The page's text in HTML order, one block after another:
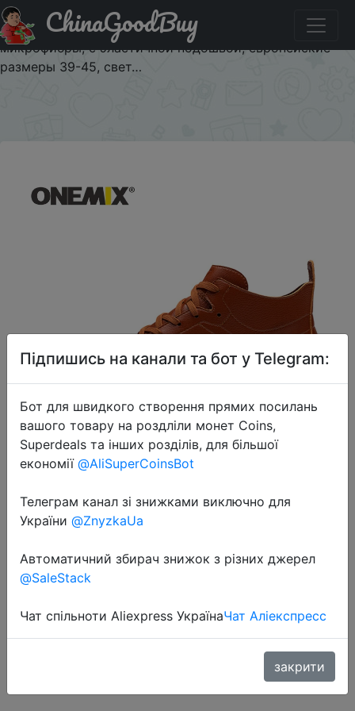
Купити по знижці $20/20 Мужские кроссовки для
скейтбординга ONEMIX, стильные кроссовки из мягкой
микрофибры, с эластичной подошвой, европейские
размеры 39-45, свет…
ChinaGoodBuy
Мужские кроссовки для
скейтбординга ONEMIX, стильные
кроссовки из мягкой микрофибры,
с эластичной подошвой,
свет…
Підпишись на канали та бот у Telegram:
Бот для швидкого створення прямих посилань
вашого товару на роздліли монет Coins,
Superdeals та інших розділів, для більшої
економії @AliSuperCoinsBot
Телеграм канал зі знижками виключно для
України @ZnyzkaUa
Автоматичний збирач знижок з різних джерел
@SaleStack
Чат спільноти Aliexpress УкраїнаЧат Аліекспресс
закрити